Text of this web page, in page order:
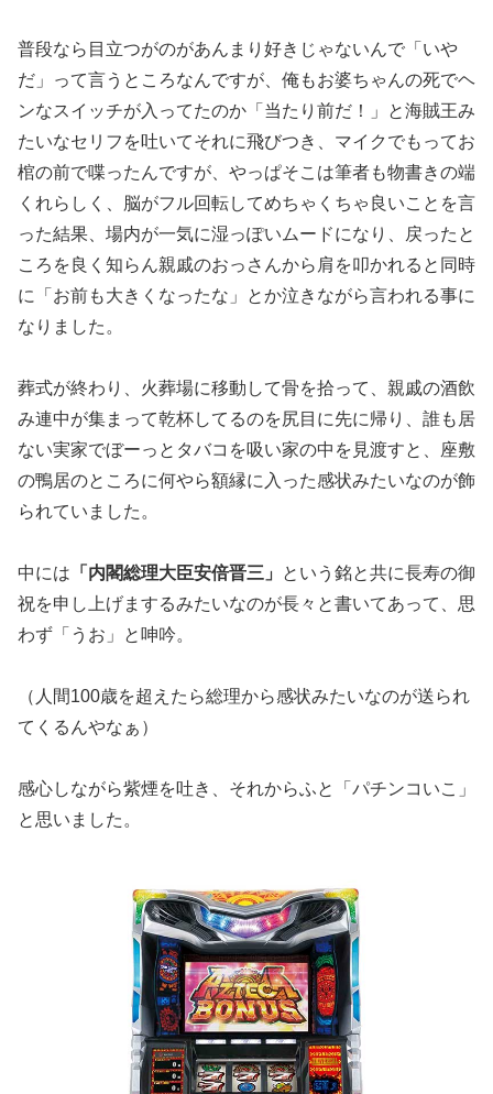
普段なら目立つがのがあんまり好きじゃないんで「いや
だ」って言うところなんですが、俺もお婆ちゃんの死でヘ
ンなスイッチが入ってたのか「当たり前だ！」と海賊王み
たいなセリフを吐いてそれに飛びつき、マイクでもってお
棺の前で喋ったんですが、やっぱそこは筆者も物書きの端
くれらしく、脳がフル回転してめちゃくちゃ良いことを言
った結果、場内が一気に湿っぽいムードになり、戻ったと
ころを良く知らん親戚のおっさんから肩を叩かれると同時
に「 お前も大きくなったな」とか泣きながら言われる事に
なりました。
葬式が終わり、火葬場に移動して骨を拾って、親戚の酒飲
み連中が集まって乾杯してるのを尻目に先に帰り、誰も居
ない実家でぼーっ とタバコを吸い家の中を見渡すと、座敷
の鴨居のところに何やら額縁に入った感状みたいなのが飾
られていました。
中には 「内閣総理大臣安倍晋三」
という銘と共に長寿の御
祝を申し 上げまするみたいなのが長々と書いてあって、思
わず「うお」
と呻吟。
（人間100歳を超えたら総理から感状みたいなのが送られ
てくる んやなぁ）
感心しながら紫煙を吐き、それからふと「パチンコいこ」
と思いま した。